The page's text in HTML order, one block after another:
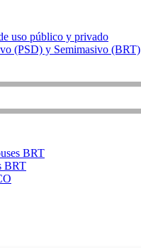
uso público y privado
(PSD) y Semimasivo (BRT)
BRT
BRT